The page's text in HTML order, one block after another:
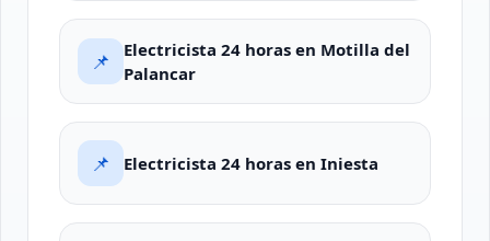
📌
Electricista 24 horas en Motilla del
Palancar
📌 Electricista 24 horas en Iniesta